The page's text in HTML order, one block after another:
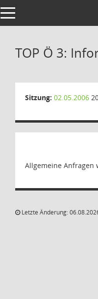
Toggle navigation
TOP Ö 3:
Sitzung: 02.05.2006
Allgemeine Anfragen
Letzte Änderung: